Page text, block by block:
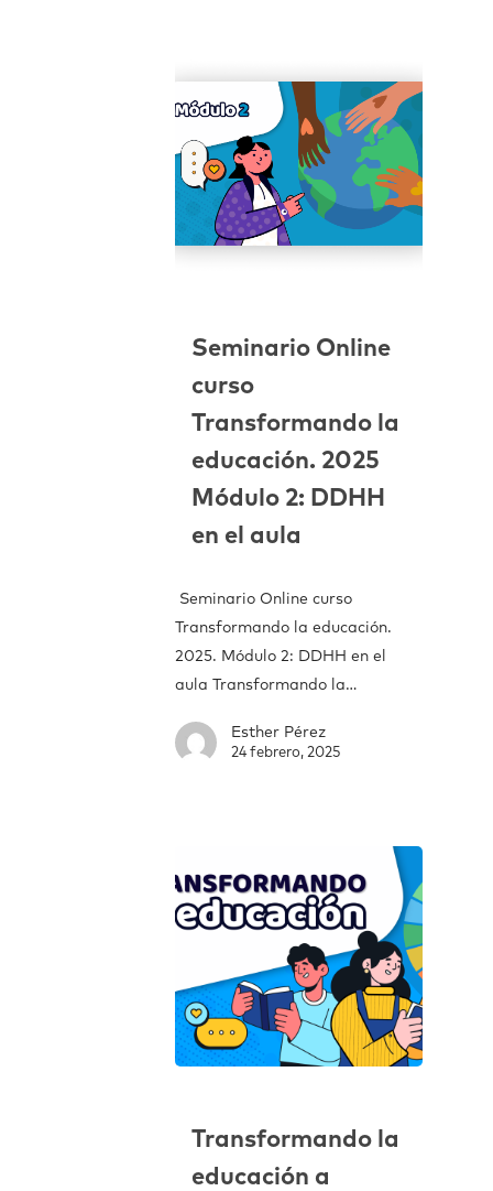
Seminario Online
curso
Transformando la
educación. 2025
Módulo 2: DDHH
en el aula
Seminario Online curso
Transformando la educación.
2025. Módulo 2: DDHH en el
aula Transformando la…
Esther Pérez
24 febrero, 2025
Transformando la
educación a